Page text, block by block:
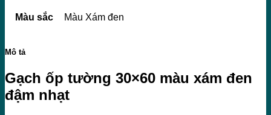
Màu sắc Màu Xám đen
Mô tả
Gạch ốp tường 30×60 màu xám đen
đậm nhạt